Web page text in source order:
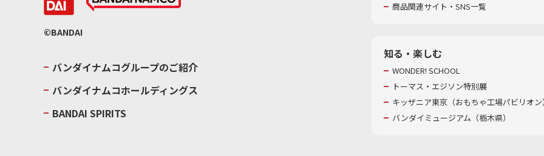
©BANDAI
バンダイナムコグループのご紹介
バンダイナムコホールディングス
BANDAI SPIRITS
商品関連サイト・SNS一覧
知る・楽しむ
WONDER! SCHOOL
トーマス・エジソン特別展
キッザニア東京（おもちゃ工場パビリオ
バンダイミュージアム（栃木県）